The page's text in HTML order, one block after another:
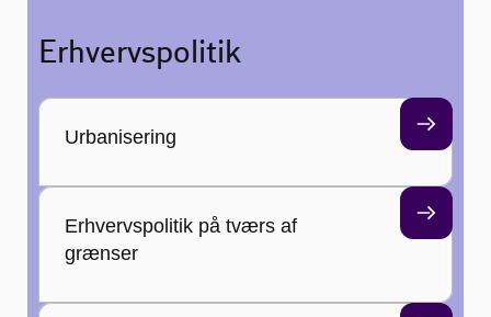
Erhvervspolitik
Urbanisering
Erhvervspolitik på tværs af
grænser